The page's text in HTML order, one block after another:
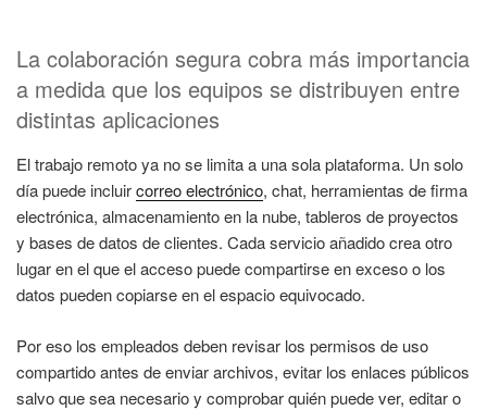
La colaboración segura cobra más importancia
a medida que los equipos se distribuyen entre
distintas aplicaciones
El trabajo remoto ya no se limita a una sola plataforma. Un solo
día puede incluircorreo electrónico, chat, herramientas de firma
electrónica, almacenamiento en la nube, tableros de proyectos
y bases de datos de clientes. Cada servicio añadido crea otro
lugar en el que el acceso puede compartirse en exceso o los
datos pueden copiarse en el espacio equivocado.
Por eso los empleados deben revisar los permisos de uso
compartido antes de enviar archivos, evitar los enlaces públicos
salvo que sea necesario y comprobar quién puede ver, editar o